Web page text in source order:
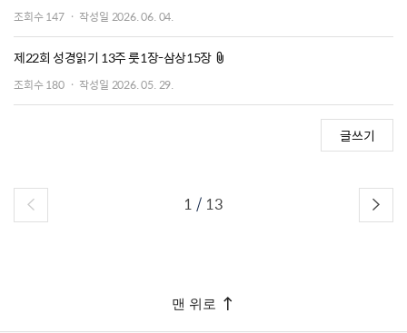
조회수147 작성일 2026. 06. 04.
제22회 성경읽기 13주 룻1장-삼상15장
조회수180 작성일 2026. 05. 29.
글쓰기
1 / 13
맨 위로